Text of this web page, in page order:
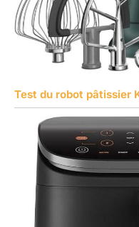
Test du robot pâtissier